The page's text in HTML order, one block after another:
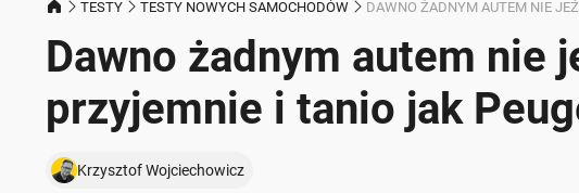
TESTY TESTY NOWYCH SAMOCHODÓW DAWNO ŻADNYM AUTEM NIE
Dawno żadnym autem nie
przyjemnie i tanio jak
Krzysztof Wojciechowicz